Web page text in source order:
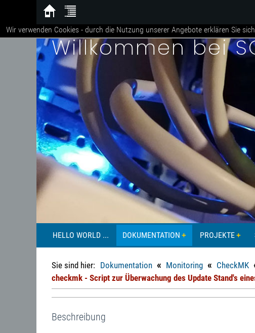
Willkommen bei
HELLO WORLD ... DOKUMENTATION PROJEKTE
Sie sind hier: Dokumentation « Monitoring « CheckMK
checkmk - Script zur Überwachung des Update Stand's
Beschreibung
Wir verwenden Cookies - durch die Nutzung unserer Angebote erklären Sie